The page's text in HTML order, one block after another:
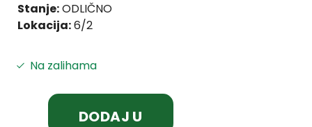
Stanje:ODLIČNO
Lokacija:6/2
Na zalihama
DODAJ U